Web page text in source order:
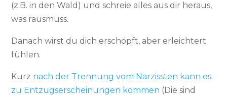
(z.B. in den Wald) und schreie alles aus dir heraus,
was rausmuss.
Danach wirst du dich erschöpft, aber erleichtert
fühlen.
Kurz nach der Trennung vom Narzissten kann es
zu Entzugserscheinungen kommen (Die sind